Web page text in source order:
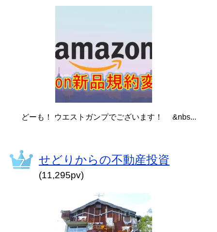
どーも！ ウエストガンプでございます！ &nbs...
せどりからの不動産投資
(11,295pv)